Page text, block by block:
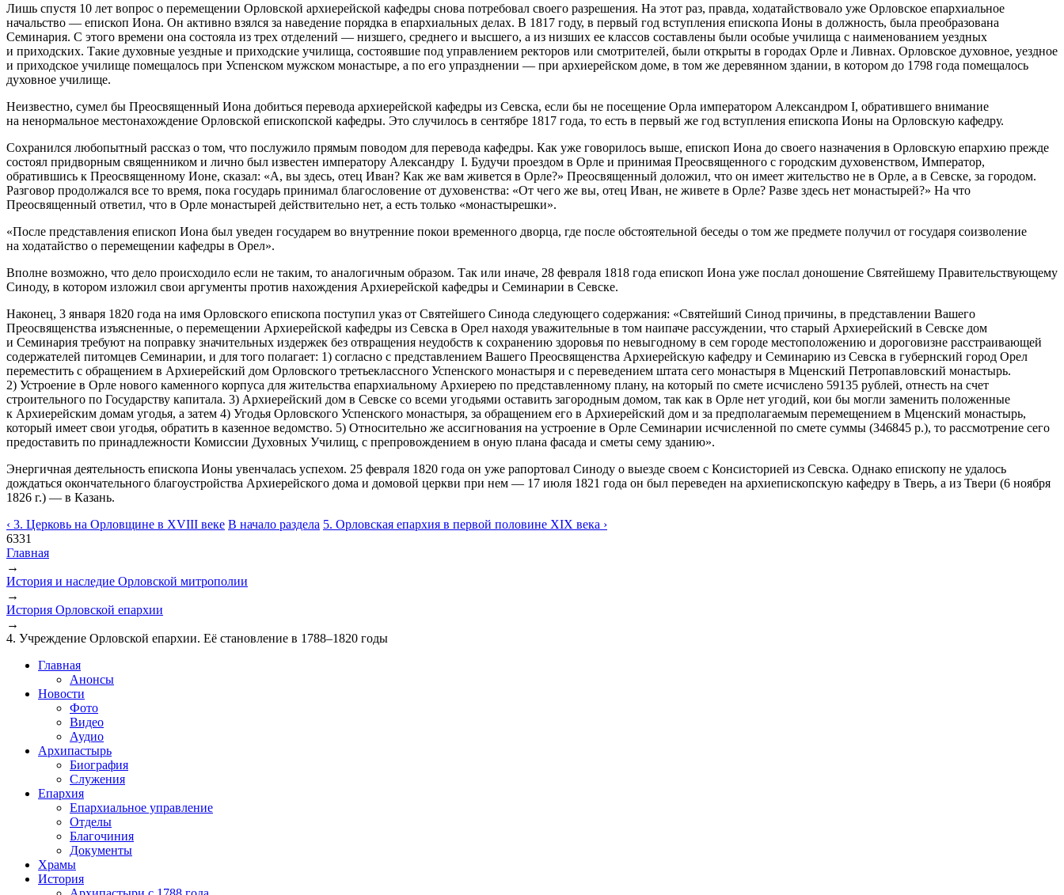
Лишь спустя 10 лет вопрос о перемещении Орловской архиерейской кафедры снова потребовал своего разрешения. На этот раз, правда, ходатайствовало уже Орловское епархиальное
начальство — епископ Иона. Он активно взялся за наведение порядка в епархиальных делах. В 1817 году, в первый год вступления епископа Ионы в должность, была преобразована
Семинария. С этого времени она состояла из трех отделений — низшего, среднего и высшего, а из низших ее классов составлены были особые училища с наименованием уездных
и приходских. Такие духовные уездные и приходские училища, состоявшие под управлением ректоров или смотрителей, были открыты в городах Орле и Ливнах. Орловское духовное, уездное
и приходское училище помещалось при Успенском мужском монастыре, а по его упразднении — при архиерейском доме, в том же деревянном здании, в котором до 1798 года помещалось
духовное училище.
Неизвестно, сумел бы Преосвященный Иона добиться перевода архиерейской кафедры из Севска, если бы не посещение Орла императором Александром I, обратившего внимание
на ненормальное местонахождение Орловской епископской кафедры. Это случилось в сентябре 1817 года, то есть в первый же год вступления епископа Ионы на Орловскую кафедру.
Сохранился любопытный рассказ о том, что послужило прямым поводом для перевода кафедры. Как уже говорилось выше, епископ Иона до своего назначения в Орловскую епархию прежде
состоял придворным священником и лично был известен императору Александру I. Будучи проездом в Орле и принимая Преосвященного с городским духовенством, Император,
обратившись к Преосвященному Ионе, сказал: «А, вы здесь, отец Иван? Как же вам живется в Орле?» Преосвященный доложил, что он имеет жительство не в Орле, а в Севске, за городом.
Разговор продолжался все то время, пока государь принимал благословение от духовенства: «От чего же вы, отец Иван, не живете в Орле? Разве здесь нет монастырей?» На что
Преосвященный ответил, что в Орле монастырей действительно нет, а есть только «монастырешки».
«После представления епископ Иона был уведен государем во внутренние покои временного дворца, где после обстоятельной беседы о том же предмете получил от государя соизволение
на ходатайство о перемещении кафедры в Орел».
Вполне возможно, что дело происходило если не таким, то аналогичным образом. Так или иначе, 28 февраля 1818 года епископ Иона уже послал доношение Святейшему Правительствующему
Синоду, в котором изложил свои аргументы против нахождения Архиерейской кафедры и Семинарии в Севске.
Наконец, 3 января 1820 года на имя Орловского епископа поступил указ от Святейшего Синода следующего содержания: «Святейший Синод причины, в представлении Вашего
Преосвященства изъясненные, о перемещении Архиерейской кафедры из Севска в Орел находя уважительные в том наипаче рассуждении, что старый Архиерейский в Севске дом
и Семинария требуют на поправку значительных издержек без отвращения неудобств к сохранению здоровья по невыгодному в сем городе местоположению и дороговизне расстраивающей
содержателей питомцев Семинарии, и для того полагает: 1) согласно с представлением Вашего Преосвященства Архиерейскую кафедру и Семинарию из Севска в губернский город Орел
переместить с обращением в Архиерейский дом Орловского третьеклассного Успенского монастыря и с переведением штата сего монастыря в Мценский Петропавловский монастырь.
2) Устроение в Орле нового каменного корпуса для жительства епархиальному Архиерею по представленному плану, на который по смете исчислено 59135 рублей, отнесть на счет
строительного по Государству капитала. 3) Архиерейский дом в Севске со всеми угодьями оставить загородным домом, так как в Орле нет угодий, кои бы могли заменить положенные
к Архиерейским домам угодья, а затем 4) Угодья Орловского Успенского монастыря, за обращением его в Архиерейский дом и за предполагаемым перемещением в Мценский монастырь,
который имеет свои угодья, обратить в казенное ведомство. 5) Относительно же ассигнования на устроение в Орле Семинарии исчисленной по смете суммы (346845 р.), то рассмотрение сего
предоставить по принадлежности Комиссии Духовных Училищ, с препровождением в оную плана фасада и сметы сему зданию».
Энергичная деятельность епископа Ионы увенчалась успехом. 25 февраля 1820 года он уже рапортовал Синоду о выезде своем с Консисторией из Севска. Однако епископу не удалось
дождаться окончательного благоустройства Архиерейского дома и домовой церкви при нем — 17 июля 1821 года он был переведен на архиепископскую кафедру в Тверь, а из Твери (6 ноября
1826 г.) — в Казань.
‹ 3. Церковь на Орловщине в XVIII веке В начало раздела 5. Орловская епархия в первой половине XIX века ›
6331
Вы здесь
Главная
→
История и наследие Орловской митрополии
→
История Орловской епархии
→
4. Учреждение Орловской епархии. Её становление в 1788–1820 годы
Главная
Анонсы
Новости
Фото
Видео
Аудио
Архипастырь
Биография
Служения
Епархия
Епархиальное управление
Отделы
Благочиния
Документы
Храмы
История